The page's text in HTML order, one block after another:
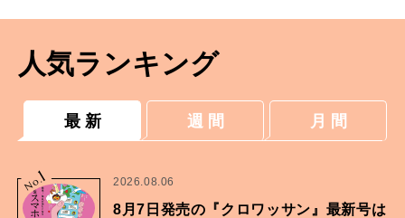
人気ランキング
最 新 週 間 月 間
No.
1 2026.08.06
8月7日発売の『クロワッサン』最新号は